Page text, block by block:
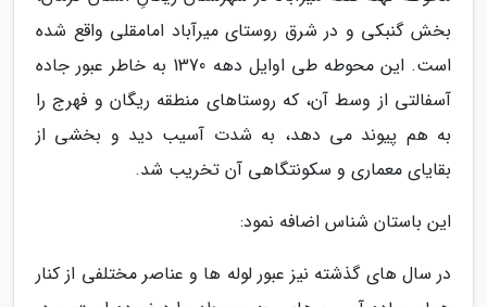
بخش گنبکی و در شرق روستای میرآباد امامقلی واقع شده
است. این محوطه طی اوایل دهه 1370 به خاطر عبور جاده
آسفالتی از وسط آن، که روستاهای منطقه ریگان و فهرج را
به هم پیوند می دهد، به شدت آسیب دید و بخشی از
بقایای معماری و سکونتگاهی آن تخریب شد.
این باستان شناس اضافه نمود:
در سال های گذشته نیز عبور لوله ها و عناصر مختلفی از کنار